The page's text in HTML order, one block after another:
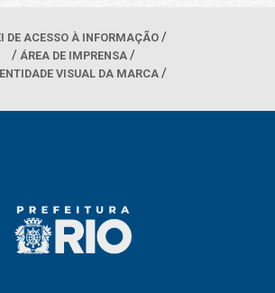
DE ACESSO À INFORMAÇÃO
ÁREA DE IMPRENSA
VISUAL DA MARCA